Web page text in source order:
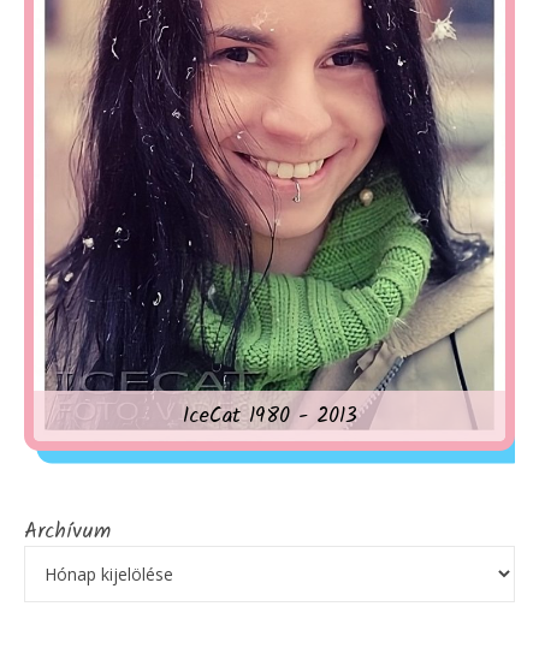
IceCat 1980 - 2013
Archívum